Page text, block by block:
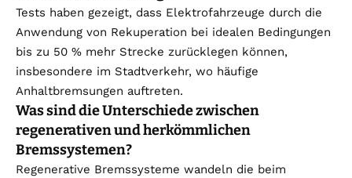
Tests haben gezeigt, dass Elektrofahrzeuge durch die
Anwendung von Rekuperation bei idealen Bedingungen
bis zu 50 % mehr Strecke zurücklegen können,
insbesondere im Stadtverkehr, wo häufige
Anhaltbremsungen auftreten.
Was sind die Unterschiede zwischen
regenerativen und herkömmlichen
Bremssystemen?
Regenerative Bremssysteme wandeln die beim